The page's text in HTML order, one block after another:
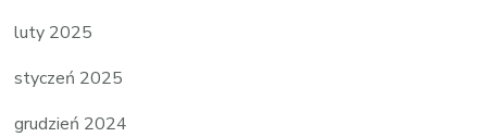
luty 2025
styczeń 2025
grudzień 2024